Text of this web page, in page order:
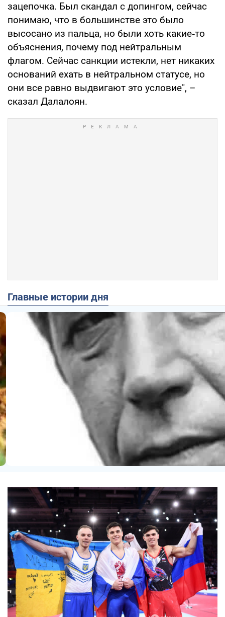
зацепочка. Был скандал с допингом, сейчас
понимаю, что в большинстве это было
высосано из пальца, но были хоть какие‑то
объяснения, почему под нейтральным
флагом. Сейчас санкции истекли, нет никаких
оснований ехать в нейтральном статусе, но
они все равно выдвигают это условие", –
сказал Далалоян.
Главные истории дня